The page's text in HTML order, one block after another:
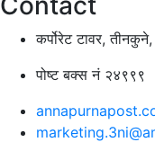
कर्पोरेट टावर,
पोष्ट बक्स नं २४९९९